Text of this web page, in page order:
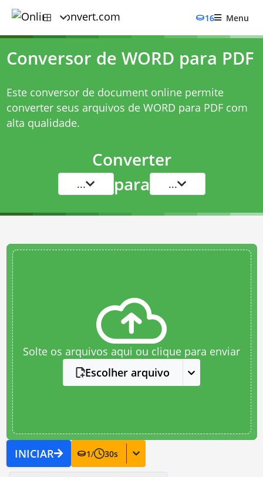
16 Menu
Conversor de WORD para PDF
Este conversor de document online permite
converter seus arquivos de WORD para PDF com
alta qualidade.
Converter
... para ...
Solte os arquivos aqui ou clique para enviar
Escolher arquivo
INICIAR 1/ 30s